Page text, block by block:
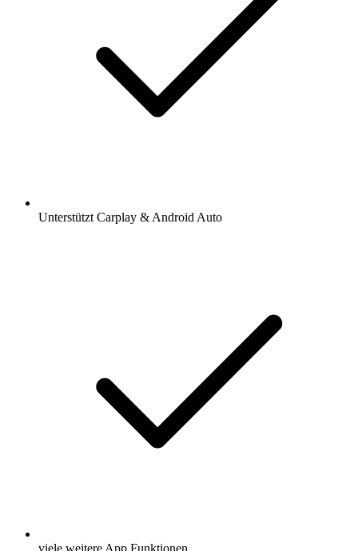
Unterstützt Carplay & Android Auto